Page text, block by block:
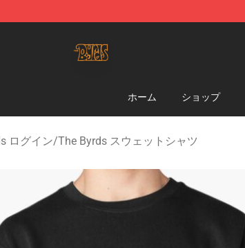
ホーム ショップ
ログイン/The Byrds スウェットシャツ